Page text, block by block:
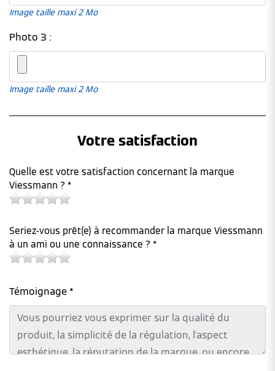
Image taille maxi 2 Mo
Photo 3 :
Image taille maxi 2 Mo
Votre satisfaction
Quelle est votre satisfaction concernant la marque
Viessmann ? *
Seriez-vous prêt(e) à recommander la marque Viessmann
à un ami ou une connaissance ? *
Témoignage *